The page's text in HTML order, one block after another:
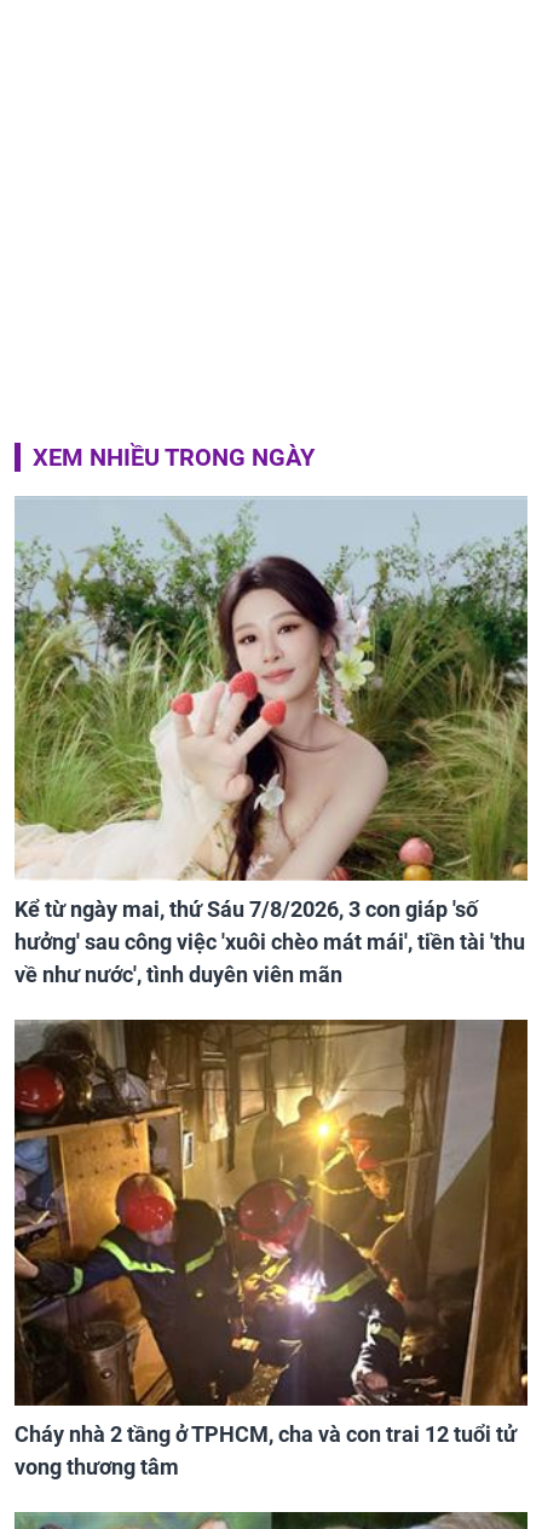
XEM NHIỀU TRONG NGÀY
Kể từ ngày mai, thứ Sáu 7/8/2026, 3 con giáp 'số
hưởng' sau công việc 'xuôi chèo mát mái', tiền tài 'thu
về như nước', tình duyên viên mãn
Cháy nhà 2 tầng ở TPHCM, cha và con trai 12 tuổi tử
vong thương tâm